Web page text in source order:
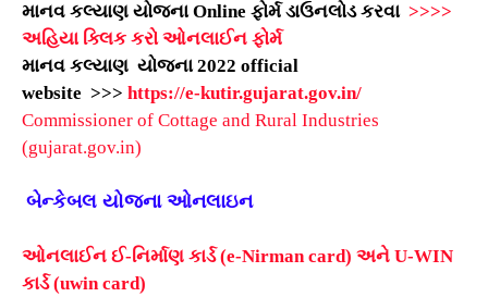
માનવ કલ્યાણ યોજના Online ફોર્મ ડાઉનલોડ કરવા >>>>
અહિયા ક્લિક કરો ઓનલાઈન ફોર્મ
માનવ કલ્યાણ યોજના 2022 official
website >>> https://e-kutir.gujarat.gov.in/
Commissioner of Cottage and Rural Industries
(gujarat.gov.in)
બેન્કેબલ યોજના ઓનલાઇન
ઓનલાઈન ઈ-નિર્માણ કાર્ડ (e-Nirman card) અને U-WIN
કાર્ડ (uwin card)